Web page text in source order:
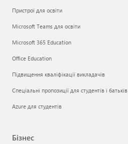
Пристрої для освіти
Microsoft Teams для освіти
Microsoft 365 Education
Office Education
Підвищення кваліфікації викладачів
Спеціальні пропозиції для студентів і батьків
Azure для студентів
Бізнес